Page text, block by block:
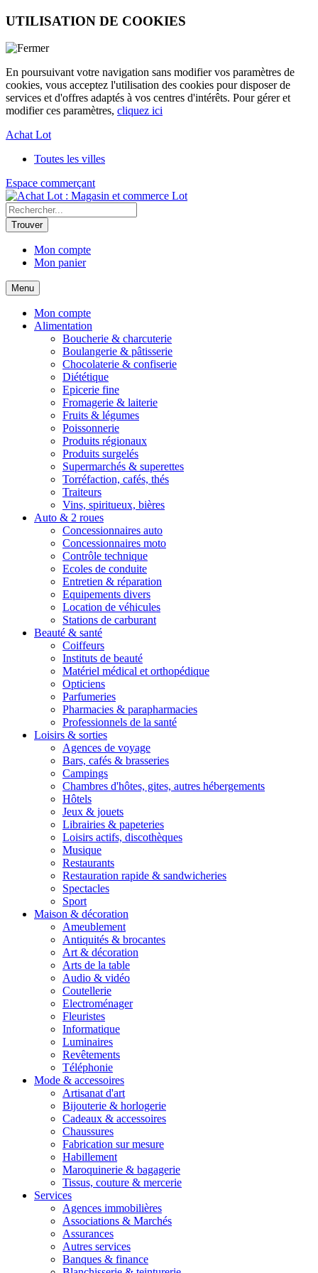
UTILISATION DE COOKIES
En poursuivant votre navigation sans modifier vos paramètres de
cookies, vous acceptez l'utilisation des cookies pour disposer de
services et d'offres adaptés à vos centres d'intérêts. Pour gérer et
modifier ces paramètres, cliquez ici
Achat Lot
Toutes les villes
Espace commerçant
Lot
Mon compte
Mon panier
Menu
Mon compte
Alimentation
Boucherie & charcuterie
Boulangerie & pâtisserie
Chocolaterie & confiserie
Diététique
Epicerie fine
Fromagerie & laiterie
Fruits & légumes
Poissonnerie
Produits régionaux
Produits surgelés
Supermarchés & superettes
Torréfaction, cafés, thés
Traiteurs
Vins, spiritueux, bières
Auto & 2 roues
Concessionnaires auto
Concessionnaires moto
Contrôle technique
Ecoles de conduite
Entretien & réparation
Equipements divers
Location de véhicules
Stations de carburant
Beauté & santé
Coiffeurs
Instituts de beauté
Matériel médical et orthopédique
Opticiens
Parfumeries
Pharmacies & parapharmacies
Professionnels de la santé
Loisirs & sorties
Agences de voyage
Bars, cafés & brasseries
Campings
Chambres d'hôtes, gites, autres hébergements
Hôtels
Jeux & jouets
Librairies & papeteries
Loisirs actifs, discothèques
Musique
Restaurants
Restauration rapide & sandwicheries
Spectacles
Sport
Maison & décoration
Ameublement
Antiquités & brocantes
Art & décoration
Arts de la table
Audio & vidéo
Coutellerie
Electroménager
Fleuristes
Informatique
Luminaires
Revêtements
Téléphonie
Mode & accessoires
Artisanat d'art
Bijouterie & horlogerie
Cadeaux & accessoires
Chaussures
Fabrication sur mesure
Habillement
Maroquinerie & bagagerie
Tissus, couture & mercerie
Services
Agences immobilières
Associations & Marchés
Assurances
Autres services
Banques & finance